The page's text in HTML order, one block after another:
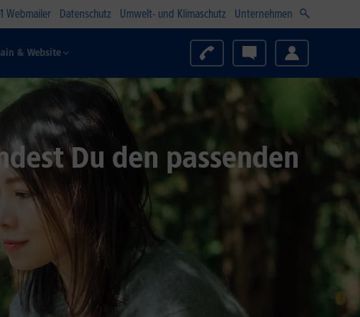
Webmailer Datenschutz Umwelt- und Klimaschutz Unternehmen
& Website
Du den passenden